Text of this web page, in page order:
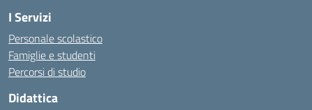
I Servizi
Personale scolastico
Famiglie e studenti
Percorsi di studio
Didattica